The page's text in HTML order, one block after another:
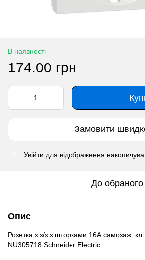
В наявності
174.00 грн
Замовити
Увійти для відображення
До обраного
Опис
Розетка з з/з з шторками 16А самозаж.
NU305718 Schneider Electric